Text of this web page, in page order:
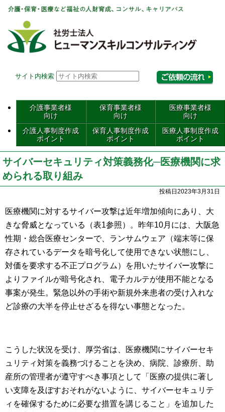
サイト内検索
介護事業者様
向け
保育事業者様
向け
医療事業者様
向け
介護人事制度作成
ポイント
保育人事制度作成
ポイント
医療人事制度作成
ポイント
サイバーセキュリティ対策義務化─医療機関に求
められる取り組み
投稿日2023年3月31日
医療機関に対するサイバー攻撃は近年増加傾向にあり、大
きな脅威となっている（表1参照）。昨年10月には、大阪急
性期・総合医療センターで、ランサムウェア（端末等に保
存されているデータを暗号化して使用できない状態にし、
対価を要求する不正プログラム）を用いたサイバー攻撃に
よりファイルが暗号化され、電子カルテが使用不能となる
事案が発生。緊急以外の手術や新規外来患者の受け入れな
ど診療の大半を停止せざるを得ない事態となった。
こうした状況を受け、厚労省は、医療機関にサイバーセキ
ュリティ対策を義務づけることを決め、病院、診療所、助
産所の管理者が遵守すべき事項として「医療の提供に著し
い支障を及ぼすおそれがないように、サイバーセキュリテ
ィを確保するために必要な措置を講じること」を追加した